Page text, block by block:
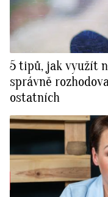
5 tipů, jak využít
správně
ostatních